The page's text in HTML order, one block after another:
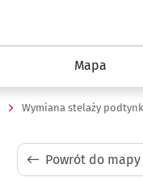
Mapa
Powrót do mapy